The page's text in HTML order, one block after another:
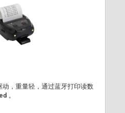
，重量轻，通过蓝牙打印读数
。